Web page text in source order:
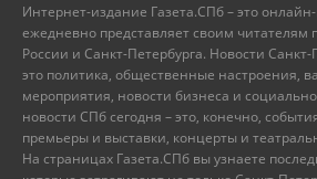
Интернет-издание Газета.СПб – это онлайн-
ежедневно представляет своим читателям
России и Санкт-Петербурга. Новости Санкт-
это политика, общественные настроения,
мероприятия, новости бизнеса и
новости СПб сегодня – это, конечно,
премьеры и выставки, концерты и
На страницах Газета.СПб вы узнаете